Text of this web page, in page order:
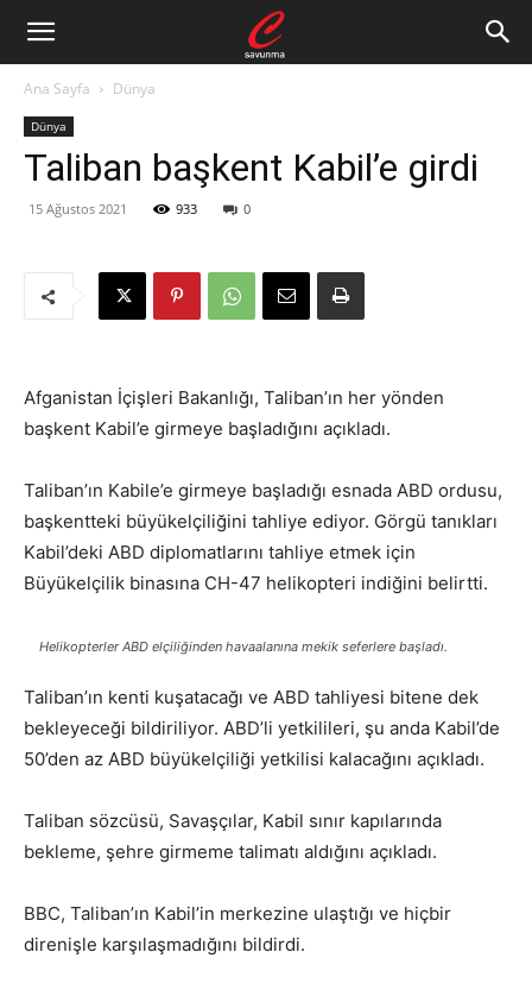
Ana Sayfa Dünya
Dünya
Taliban başkent Kabil’e girdi
15 Ağustos 2021 933 0
Afganistan İçişleri Bakanlığı, Taliban’ın her yönden
başkent Kabil’e girmeye başladığını açıkladı.
Taliban’ın Kabile’e girmeye başladığı esnada ABD ordusu,
başkentteki büyükelçiliğini tahliye ediyor. Görgü tanıkları
Kabil’deki ABD diplomatlarını tahliye etmek için
Büyükelçilik binasına CH-47 helikopteri indiğini belirtti.
Helikopterler ABD elçiliğinden havaalanına mekik seferlere başladı.
Taliban’ın kenti kuşatacağı ve ABD tahliyesi bitene dek
bekleyeceği bildiriliyor. ABD’li yetkilileri, şu anda Kabil’de
50’den az ABD büyükelçiliği yetkilisi kalacağını açıkladı.
Taliban sözcüsü, Savaşçılar, Kabil sınır kapılarında
bekleme, şehre girmeme talimatı aldığını açıkladı.
BBC, Taliban’ın Kabil’in merkezine ulaştığı ve hiçbir
direnişle karşılaşmadığını bildirdi.